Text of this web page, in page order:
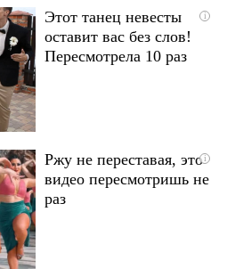
i
Этот танец невесты
оставит вас без слов!
Пересмотрела 10 раз
i
Ржу не переставая, это
видео пересмотришь не
раз